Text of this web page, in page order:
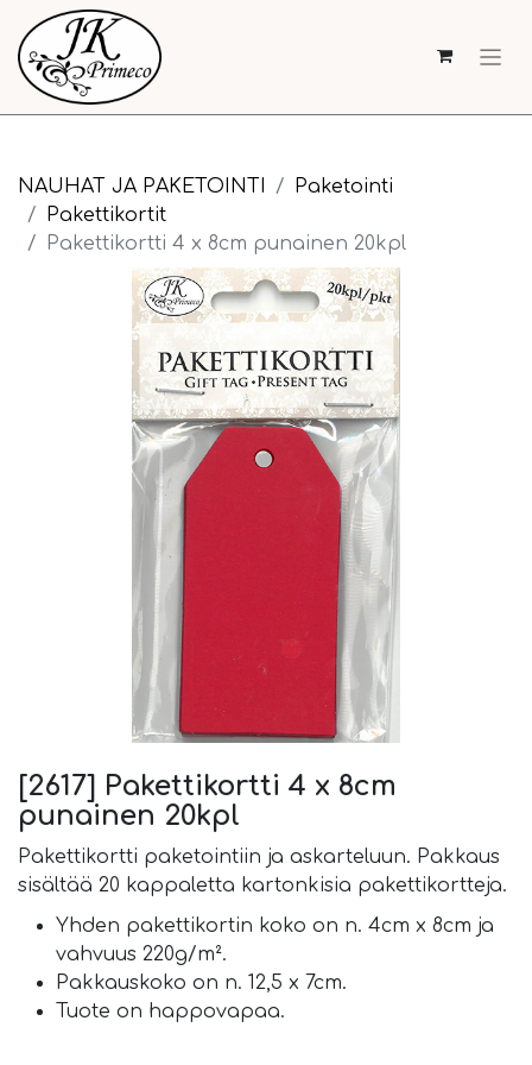
NAUHAT JA PAKETOINTI
Paketointi
Pakettikortit
Pakettikortti 4 x 8cm punainen 20kpl
[2617] Pakettikortti 4 x 8cm
punainen 20kpl
Pakettikortti paketointiin ja askarteluun. Pakkaus
sisältää 20 kappaletta kartonkisia pakettikortteja.
Yhden pakettikortin koko on n. 4cm x 8cm ja
vahvuus 220g/m².
Pakkauskoko on n. 12,5 x 7cm.
Tuote on happovapaa.